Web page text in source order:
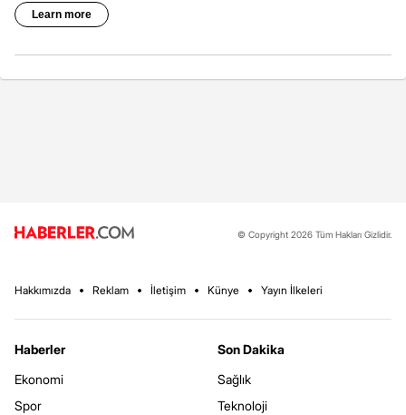
© Copyright 2026 Tüm Hakları Gizlidir.
Hakkımızda Reklam İletişim Künye Yayın İlkeleri
Haberler
Ekonomi
Spor
Son Dakika
Sağlık
Teknoloji